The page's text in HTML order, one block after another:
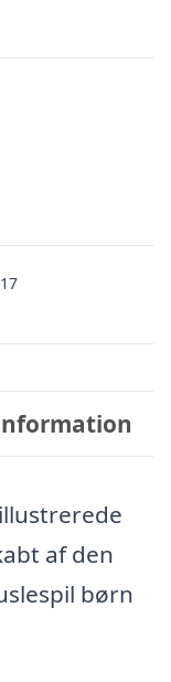
af den
børn